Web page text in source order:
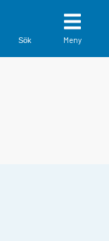
Sök Meny